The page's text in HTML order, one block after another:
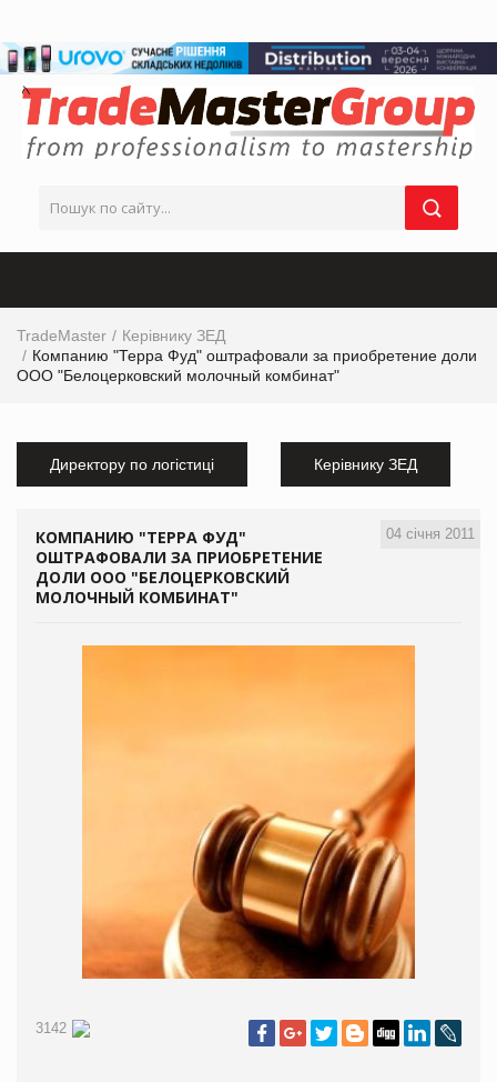
TradeMaster
Керівнику ЗЕД
Компанию "Терра Фуд" оштрафовали за приобретение доли
ООО "Белоцерковский молочный комбинат"
Директору по логістиці Керівнику ЗЕД
04 січня 2011
КОМПАНИЮ "ТЕРРА ФУД"
ОШТРАФОВАЛИ ЗА ПРИОБРЕТЕНИЕ
ДОЛИ ООО "БЕЛОЦЕРКОВСКИЙ
МОЛОЧНЫЙ КОМБИНАТ"
3142